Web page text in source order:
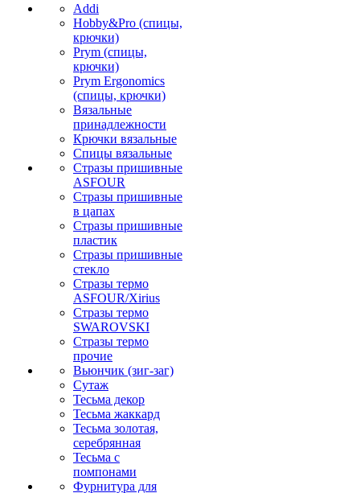
Addi
Hobby&Pro (спицы,
крючки)
Prym (спицы,
крючки)
Prym Ergonomics
(спицы, крючки)
Вязальные
принадлежности
Крючки вязальные
Спицы вязальные
Стразы пришивные
ASFOUR
Стразы пришивные
в цапах
Стразы пришивные
пластик
Стразы пришивные
стекло
Стразы термо
ASFOUR/Xirius
Стразы термо
SWAROVSKI
Стразы термо
прочие
Вьюнчик (зиг-заг)
Сутаж
Тесьма декор
Тесьма жаккард
Тесьма золотая,
серебрянная
Тесьма с
помпонами
Фурнитура для